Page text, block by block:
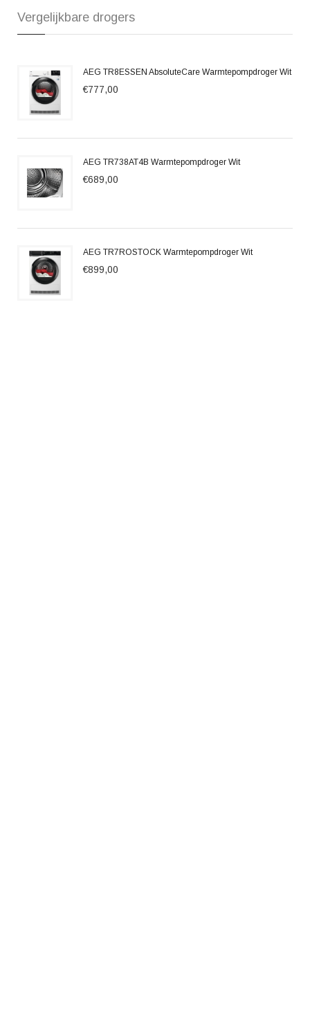
Vergelijkbare drogers
AEG TR8ESSEN AbsoluteCare Warmtepompdroger Wit
€777,00
AEG TR738AT4B Warmtepompdroger Wit
€689,00
AEG TR7ROSTOCK Warmtepompdroger Wit
€899,00